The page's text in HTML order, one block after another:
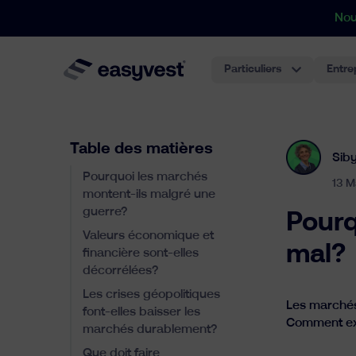
Particuliers
Table des matières
Pourquoi les marchés
montent-ils malgré une
guerre?
Valeurs économique et
financière sont-elles
décorrélées?
Les crises géopolitiques
font-elles baisser les
marchés durablement?
Que doit faire
13
mal?
Les
Comment